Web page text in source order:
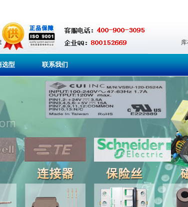
选型 联系我们